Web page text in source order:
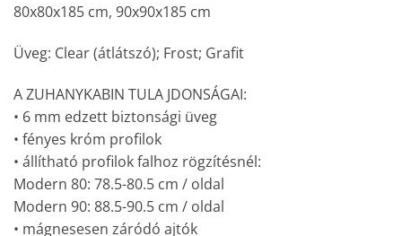
80x80x185 cm, 90x90x185 cm
Üveg: Clear (átlátszó); Frost; Grafit
A ZUHANYKABIN TULA JDONSÁGAI:
• 6 mm edzett biztonsági üveg
• fényes króm profilok
• állítható profilok falhoz rögzítésnél:
Modern 80: 78.5-80.5 cm / oldal
Modern 90: 88.5-90.5 cm / oldal
• mágnesesen záródó ajtók